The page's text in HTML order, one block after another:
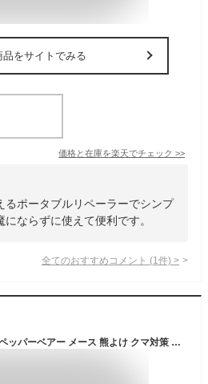
品をサイトでみる
価格と在庫を楽天でチェック >>
るポータブルリペーラーでシンプ
ならずに使えて便利です。
全てのおすすめコメント (1 件) >
最新モデル 熊撃退 スプレー ペッパーベアー メース 熊よけ クマ対策 80346 mace トウガラシ成分 害獣対策 カプサイシノイド 防犯 熊